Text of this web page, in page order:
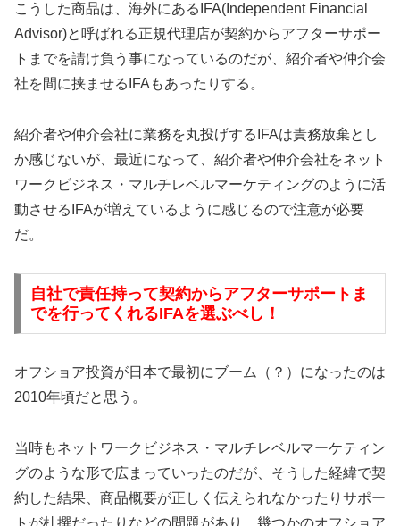
こうした商品は、海外にあるIFA(Independent Financial
Advisor)と呼ばれる正規代理店が契約からアフターサポー
トまでを請け負う事になっているのだが、紹介者や仲介会
社を間に挟ませるIFAもあったりする。
紹介者や仲介会社に業務を丸投げするIFAは責務放棄とし
か感じないが、最近になって、紹介者や仲介会社をネット
ワークビジネス・マルチレベルマーケティングのように活
動させるIFAが増えているように感じるので注意が必要
だ。
自社で責任持って契約からアフターサポートま
でを行ってくれるIFAを選ぶべし！
オフショア投資が日本で最初にブーム（？）になったのは
2010年頃だと思う。
当時もネットワークビジネス・マルチレベルマーケティン
グのような形で広まっていったのだが、そうした経緯で契
約した結果、商品概要が正しく伝えられなかったりサポー
トが杜撰だったりなどの問題があり、幾つかのオフショア